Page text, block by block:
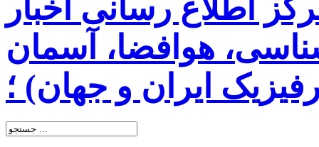
اطلاع رسانی اخبار
هوافضا، آسمان
ایران و جهان) ؛